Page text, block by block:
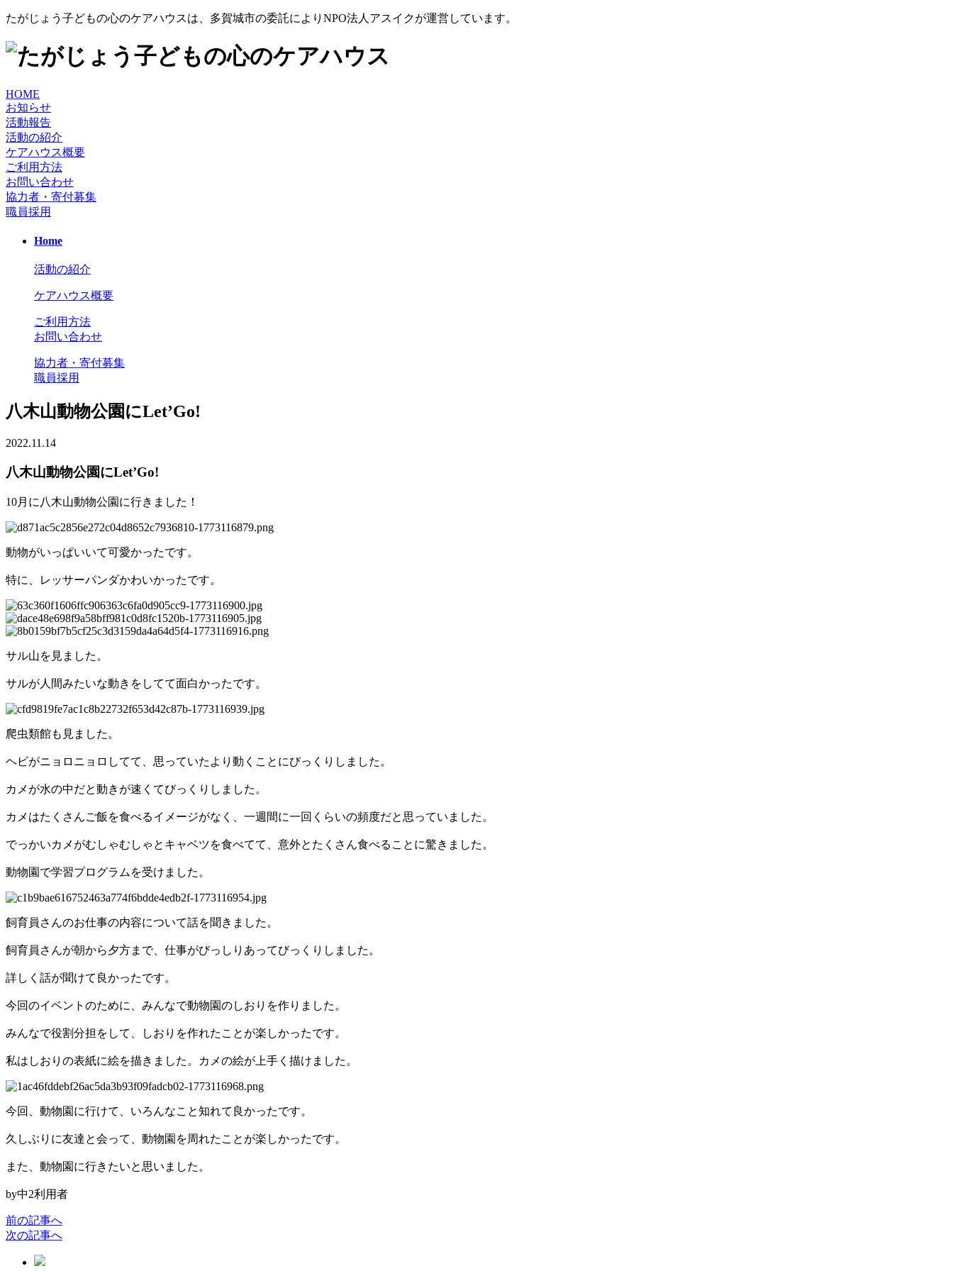
たがじょう子どもの心のケアハウスは、多賀城市の委託によりNPO法人アスイクが運営しています。
HOME
お知らせ
活動報告
活動の紹介
ケアハウス概要
ご利用方法
お問い合わせ
協力者・寄付募集
職員採用
Home
活動の紹介
ケアハウス概要
ご利用方法
お問い合わせ
協力者・寄付募集
職員採用
八木山動物公園にLet’Go!
2022.11.14
八木山動物公園にLet’Go!
10月に八木山動物公園に行きました！
動物がいっぱいいて可愛かったです。
特に、レッサーパンダかわいかったです。
サル山を見ました。
サルが人間みたいな動きをしてて面白かったです。
爬虫類館も見ました。
ヘビがニョロニョロしてて、思っていたより動くことにびっくりしました。
カメが水の中だと動きが速くてびっくりしました。
カメはたくさんご飯を食べるイメージがなく、一週間に一回くらいの頻度だと思っていました。
でっかいカメがむしゃむしゃとキャベツを食べてて、意外とたくさん食べることに驚きました。
動物園で学習プログラムを受けました。
飼育員さんのお仕事の内容について話を聞きました。
飼育員さんが朝から夕方まで、仕事がびっしりあってびっくりしました。
詳しく話が聞けて良かったです。
今回のイベントのために、みんなで動物園のしおりを作りました。
みんなで役割分担をして、しおりを作れたことが楽しかったです。
私はしおりの表紙に絵を描きました。カメの絵が上手く描けました。
今回、動物園に行けて、いろんなこと知れて良かったです。
久しぶりに友達と会って、動物園を周れたことが楽しかったです。
また、動物園に行きたいと思いました。
by中2利用者
前の記事へ
次の記事へ